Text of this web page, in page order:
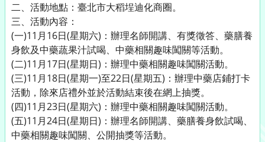
二、活動地點：臺北市大稻埕迪化商圈。
三、活動內容：
(一)11月16日(星期六)：辦理名師開講、有獎徵答、藥膳養
身飲及中藥蔬果汁試喝、中藥相關趣味闖關等活動。
(二)11月17日(星期日)：辦理中藥相關趣味闖關活動。
(三)11月18日(星期一)至22日(星期五)：辦理中藥店鋪打卡
活動，除來店禮外並於活動結束後在網上抽獎。
(四)11月23日(星期六)：辦理中藥相關趣味闖關活動。
(五)11月24日(星期日)：辦理名師開講、藥膳養身飲試喝、
中藥相關趣味闖關、公開抽獎等活動。